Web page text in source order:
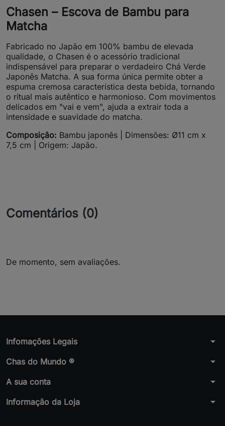
Chasen – Escova de Bambu para
Matcha
Fabricado no Japão em 100% bambu de elevada
qualidade, o Chasen é o acessório tradicional
indispensável para preparar o verdadeiro Chá Verde
Japonês Matcha. A sua forma única permite obter a
espuma cremosa característica desta bebida, tornando
o ritual mais autêntico e harmonioso. Com movimentos
delicados em "vai e vem", ajuda a extrair toda a
intensidade e suavidade do matcha.
Composição: Bambu japonês | Dimensões: Ø11 cm x
7,5 cm | Origem: Japão.
Comentários (0)
De momento, sem avaliações.
Infomações Legais arrow_drop_down
Chas do Mundo ® arrow_drop_down
A sua conta arrow_drop_down
Informação da Loja arrow_drop_down